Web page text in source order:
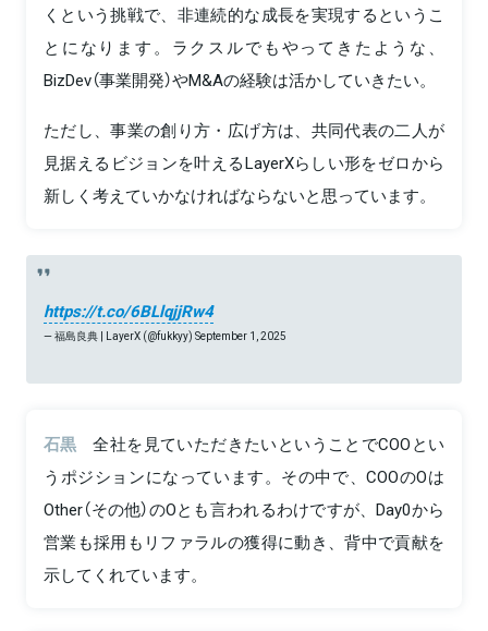
くという挑戦で、非連続的な成長を実現するというこ
とになります。ラクスルでもやってきたような、
BizDev（事業開発）やM&Aの経験は活かしていきたい。
ただし、事業の創り方・広げ方は、共同代表の二人が
見据えるビジョンを叶えるLayerXらしい形をゼロから
新しく考えていかなければならないと思っています。
https://t.co/6BLlqjjRw4
— 福島良典 | LayerX (@fukkyy) September 1, 2025
石黒
全社を見ていただきたいということでCOOとい
うポジションになっています。その中で、COOのOは
Other（その他）のOとも言われるわけですが、Day0から
営業も採用もリファラルの獲得に動き、背中で貢献を
示してくれています。